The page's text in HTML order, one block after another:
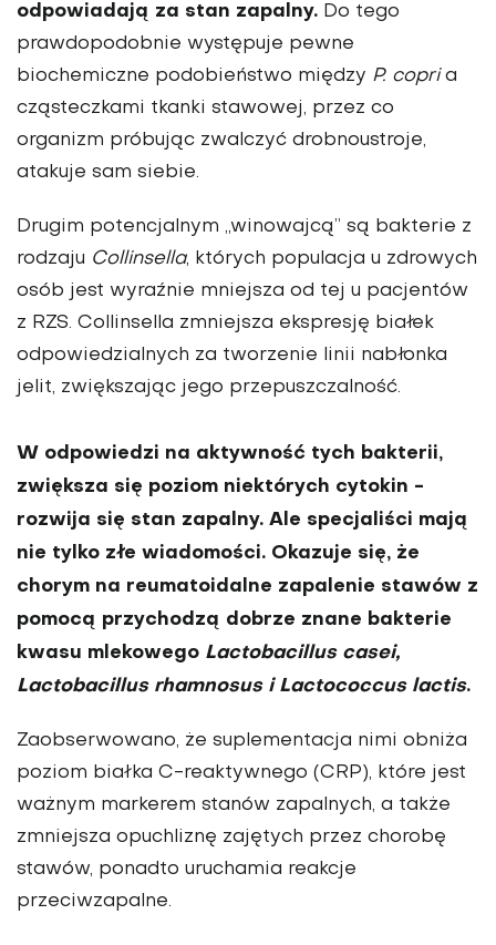
odpowiadają za stan zapalny. Do tego
prawdopodobnie występuje pewne
biochemiczne podobieństwo między P. copria
cząsteczkami tkanki stawowej, przez co
organizm próbując zwalczyć drobnoustroje,
atakuje sam siebie.
Drugim potencjalnym „winowajcą” są bakterie z
rodzaju Collinsella, których populacja u zdrowych
osób jest wyraźnie mniejsza od tej u pacjentów
z RZS. Collinsella zmniejsza ekspresję białek
odpowiedzialnych za tworzenie linii nabłonka
jelit, zwiększając jego przepuszczalność.
W odpowiedzi na aktywność tych bakterii,
zwiększa się poziom niektórych cytokin -
rozwija się stan zapalny. Ale specjaliści mają
nie tylko złe wiadomości. Okazuje się, że
chorym na reumatoidalne zapalenie stawów z
pomocą przychodzą dobrze znane bakterie
kwasu mlekowego Lactobacillus casei,
Lactobacillus rhamnosus i Lactococcus lactis.
Zaobserwowano, że suplementacja nimi obniża
poziom białka C-reaktywnego (CRP), które jest
ważnym markerem stanów zapalnych, a także
zmniejsza opuchliznę zajętych przez chorobę
stawów, ponadto uruchamia reakcje
przeciwzapalne.